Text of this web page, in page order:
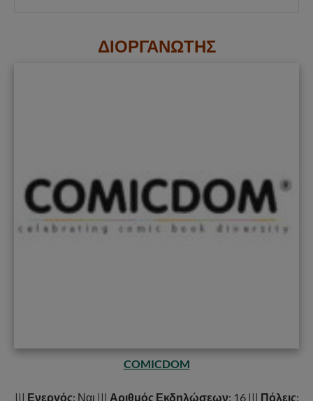
ΔΙΟΡΓΑΝΩΤΗΣ
COMICDOM
||| Ενεργός: Ναι ||| Αριθμός Εκδηλώσεων: 16 ||| Πόλεις: